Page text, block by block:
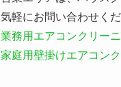
気軽にお問い合わせくだ
業務用エアコンクリー
家庭用壁掛けエアコン